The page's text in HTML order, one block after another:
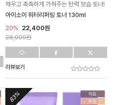
채우고 촉촉하게 가꿔주는 탄력 보습 토너!
아이소이 워터리퍼밍 토너 130ml
20% 22,400원
28,000원
리뷰보기
히트
추천
83%